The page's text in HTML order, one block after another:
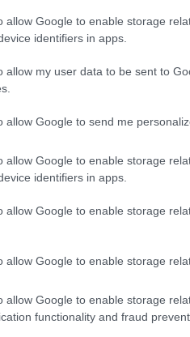
allow Google to enable storage
identifiers in apps.
allow my user data to be sent to
allow Google to send me
allow Google to enable storage
identifiers in apps.
allow Google to enable storage
allow Google to enable storage
allow Google to enable storage
functionality and fraud
06-03-2024 11:04
Ελληνικής
εταιρεία ξεκινάει
Newsroom
Λογοθέτη,
Εμπορικού
Newsroom